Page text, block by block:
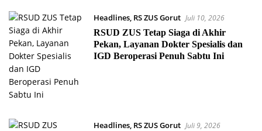
Headlines, RS ZUS Gorut Juli 10, 2026
RSUD ZUS Tetap Siaga di Akhir
Pekan, Layanan Dokter Spesialis dan
IGD Beroperasi Penuh Sabtu Ini
Headlines, RS ZUS Gorut Juli 9, 2026